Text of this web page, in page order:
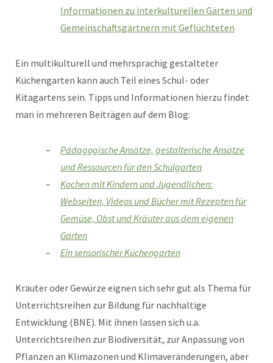
Informationen zu interkulturellen Gärten und
Gemeinschaftsgärtnern mit Geflüchteten
Ein multikulturell und mehrsprachig gestalteter
Küchengarten kann auch Teil eines Schul- oder
Kitagartens sein. Tipps und Informationen hierzu findet
man in mehreren Beiträgen auf dem Blog:
Pädagogische Ansätze, gestalterische Ansätze
und Ressourcen für den Schulgarten
Kochen mit Kindern und Jugendlichen:
Webseiten, Videos und Bücher mit Rezepten für
Gemüse, Obst und Kräuter aus dem eigenen
Garten
Ein sensorischer Küchengarten
Kräuter oder Gewürze eignen sich sehr gut als Thema für
Unterrichtsreihen zur Bildung für nachhaltige
Entwicklung (BNE). Mit ihnen lassen sich u.a.
Unterrichtsreihen zur Biodiversität, zur Anpassung von
Pflanzen an Klimazonen und Klimaveränderungen, aber